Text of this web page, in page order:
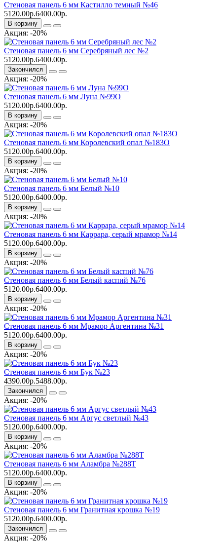
Стеновая панель 6 мм Кастилло темный №46
5120.00р.6400.00р.
В корзину
Акция: -20%
Стеновая панель 6 мм Серебряный лес №2
5120.00р.6400.00р.
Закончился
Акция: -20%
Стеновая панель 6 мм Луна №99О
5120.00р.6400.00р.
В корзину
Акция: -20%
Стеновая панель 6 мм Королевский опал №183О
5120.00р.6400.00р.
В корзину
Акция: -20%
Стеновая панель 6 мм Белый №10
5120.00р.6400.00р.
В корзину
Акция: -20%
Стеновая панель 6 мм Каррара, серый мрамор №14
5120.00р.6400.00р.
В корзину
Акция: -20%
Стеновая панель 6 мм Белый каспий №76
5120.00р.6400.00р.
В корзину
Акция: -20%
Стеновая панель 6 мм Мрамор Аргентина №31
5120.00р.6400.00р.
В корзину
Акция: -20%
Стеновая панель 6 мм Бук №23
4390.00р.5488.00р.
Закончился
Акция: -20%
Стеновая панель 6 мм Аргус светлый №43
5120.00р.6400.00р.
В корзину
Акция: -20%
Стеновая панель 6 мм Аламбра №288Т
5120.00р.6400.00р.
В корзину
Акция: -20%
Стеновая панель 6 мм Гранитная крошка №19
5120.00р.6400.00р.
Закончился
Акция: -20%